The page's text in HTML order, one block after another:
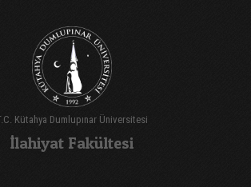
Kütahya Dumlupınar Üniversitesi
İlahiyat Fakültesi